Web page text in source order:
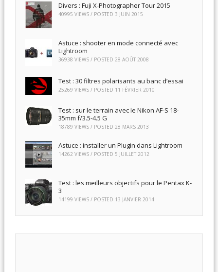
Divers : Fuji X-Photographer Tour 2015
40995 VIEWS / POSTED 3 JUIN 2015
Astuce : shooter en mode connecté avec
Lightroom
36938 VIEWS / POSTED 28 AOÛT 2008
Test : 30 filtres polarisants au banc d’essai
25269 VIEWS / POSTED 11 FÉVRIER 2010
Test : sur le terrain avec le Nikon AF-S 18-
35mm f/3.5-4.5 G
18789 VIEWS / POSTED 28 MARS 2013
Astuce : installer un Plugin dans Lightroom
14262 VIEWS / POSTED 5 JUILLET 2012
Test : les meilleurs objectifs pour le Pentax K-
3
14199 VIEWS / POSTED 13 JANVIER 2014